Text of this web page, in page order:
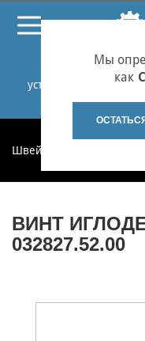
При проблемах с
установите
или
Мы
как
Швеймастер
ВИНТ
032827.52.00